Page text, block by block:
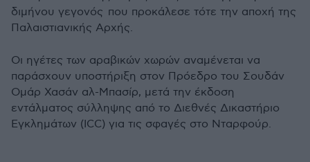
διμήνου γεγονός που προκάλεσε τότε την αποχή της
Παλαιστιανικής Αρχής.
Οι ηγέτες των αραβικών χωρών αναμένεται να
παράσχουν υποστήριξη στον Πρόεδρο του Σουδάν
Ομάρ Χασάν αλ-Μπασίρ, μετά την έκδοση
εντάλματος σύλληψης από το Διεθνές Δικαστήριο
Εγκλημάτων (ICC) για τις σφαγές στο Νταρφούρ.